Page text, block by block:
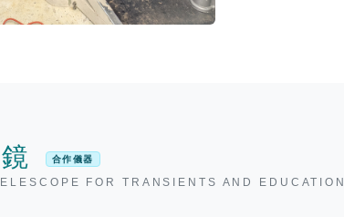
合作儀器
FOR TRANSIENTS AND